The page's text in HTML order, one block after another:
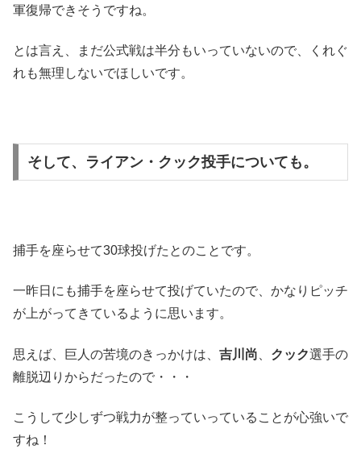
軍復帰できそうですね。
とは言え、まだ公式戦は半分もいっていないので、くれぐ
れも無理しないでほしいです。
そして、ライアン・クック投手についても。
捕手を座らせて30球投げたとのことです。
一昨日にも捕手を座らせて投げていたので、かなりピッチ
が上がってきているように思います。
思えば、巨人の苦境のきっかけは、 吉川尚 クック選手の
離脱辺りからだったので・・・
こうして少しずつ戦力が整っていっていることが心強いで
すね！